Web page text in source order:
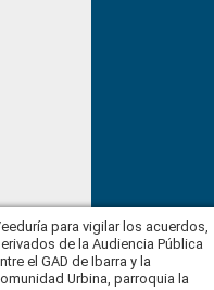
para vigilar los acuerdos,
de la Audiencia Pública
el GAD de Ibarra y la
Urbina, parroquia la